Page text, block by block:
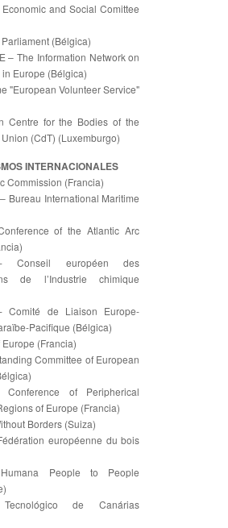
and Social Comittee
(Bélgica)
– The Information Network on
Europe (Bélgica)
"European Volunteer Service"
Centre for the Bodies of the
(CdT) (Luxemburgo)
INTERNACIONALES
Commission (Francia)
Bureau International Maritime
of the Atlantic Arc
Conseil européen des
de l’Industrie chimique
Comité de Liaison Europe-
Pacifique (Bélgica)
(Francia)
Committee of European
of Peripherical
of Europe (Francia)
Borders (Suiza)
européenne du bois
People to People
de Canárias